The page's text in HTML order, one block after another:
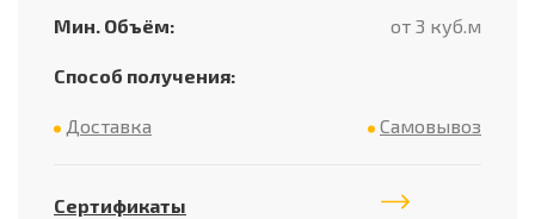
Мин. Объём: от 3 куб.м
Способ получения:
Доставка Самовывоз
Сертификаты